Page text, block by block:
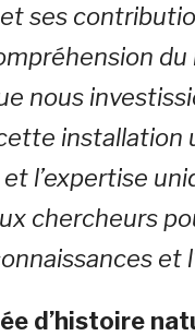
ses
du
nous
installation
l’expertise
chercheurs
et
d’histoire